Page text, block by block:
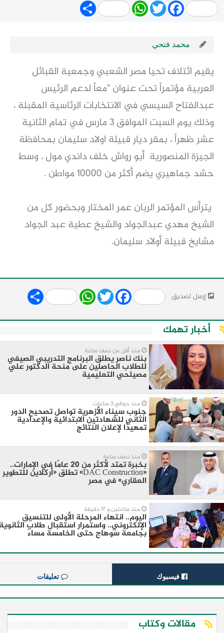
Share WhatsApp
TwitterFacebook
محمد فتحي
يقيم ائتلاف تحيا مصر الشعبي وجمعية القبائل
العربية مؤتمراً تحت عنوان "معاً لدعم الرئيس
عبدالفتاح السيسي في الانتخابات الرئاسية المقبلة ،
وذلك يوم السبت الموافق 3 مارس في تمام الثانية
عشر ظهراً ، بمقر ديار قبيلة اولاد سليمان بمحافظة
الجيزة المنصورية أبو رواش خلف داندي مول ، وسط
حشد جماهيري يضم أكثر من 10000 مواطن .
يترأس المؤتمر الربان عمر المختار وبحضور كل من
الشيخ مهدي عبدالجواد والشيخ عطية عبد الجواد
مشايخ قبيلة أولاد سليمان.
إرسل لصديق Share WhatsApp
Twitter Facebook
أخبار تهمك
منذ أقل من نصف ساعة
بنك ناصر يطلق البرنامج التدريبي الصيفي
للطلاب الحاصلين على منحة الدكتور علي
مصيلحي التعليمية
منذ حوالي 3 ساعات
جنوب سيناء الأزهرية تواصل تصحيح الدور
الثاني للشهادتين الابتدائية والإعدادية
تمهيدًا لإعلان النتائج
منذ نصف ساعة
بخبرة تمتد لأكثر من 20 عامًا في الإمارات..
«DAC Construction» تطلق «أركلاين للتطوير
العقاري» في مصر
منذ ساعتين و 17 دقيقة
اليوم.. انتهاء المرحلة الأولى للتنسيق
الإلكتروني.. واستمرار استقبال طلاب
بجامعة سوهاج حتى الخامسة مساءً
فيسبوك تعليقات
مقالات وكتاب